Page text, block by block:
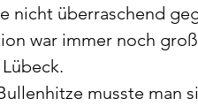
nicht überraschend
war immer noch
musste man